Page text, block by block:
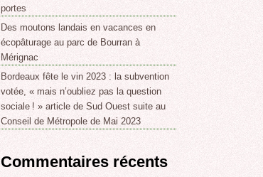
portes
Des moutons landais en vacances en
écopâturage au parc de Bourran à
Mérignac
Bordeaux fête le vin 2023 : la subvention
votée, « mais n’oubliez pas la question
sociale ! » article de Sud Ouest suite au
Conseil de Métropole de Mai 2023
Commentaires récents